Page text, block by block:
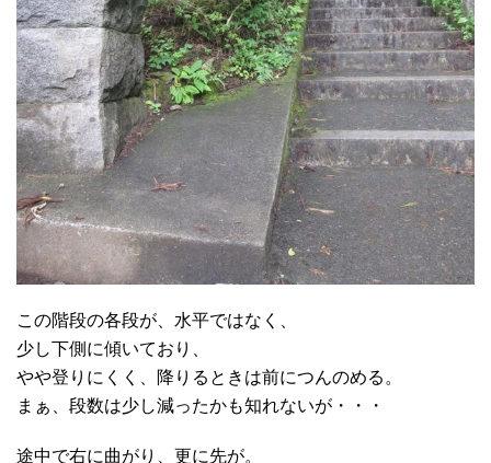
この階段の各段が、水平ではなく、
少し下側に傾いており、
やや登りにくく、降りるときは前につんのめる。
まぁ、段数は少し減ったかも知れないが・・・
途中で右に曲がり、更に先が。